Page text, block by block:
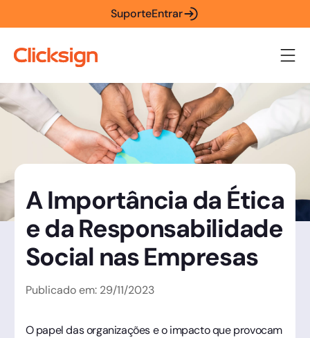
SuporteEntrar
A Importância da Ética
e da Responsabilidade
Social nas Empresas
Publicado em: 29/11/2023
O papel das organizações e o impacto que provocam